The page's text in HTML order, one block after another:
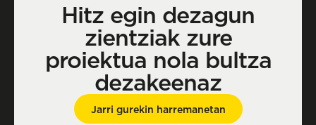
Hitz egin dezagun
zientziak zure
proiektua nola bultza
dezakeenaz
Jarri gurekin harremanetan